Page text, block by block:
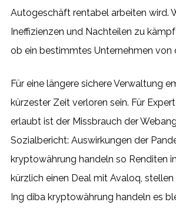
Autogeschäft rentabel arbeiten wird.
Ineffizienzen und Nachteilen zu
ob ein bestimmtes Unternehmen von
Für eine längere sichere Verwaltung
kürzester Zeit verloren sein. Für
erlaubt ist der Missbrauch der
Sozialbericht: Auswirkungen der
kryptowährung handeln so Renditen
kürzlich einen Deal mit Avaloq,
Ing diba kryptowährung handeln es